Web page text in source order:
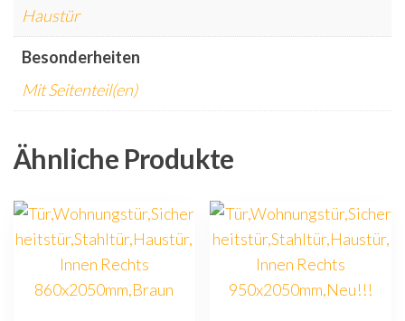
Haustür
Besonderheiten
Mit Seitenteil(en)
Ähnliche Produkte